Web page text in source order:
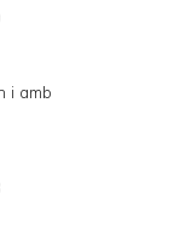
i amb